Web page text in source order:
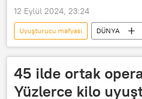
12 Eylül 2024, 23:24
Uyuşturucu mafyası DÜNYA
Sentetik uyuşturucu
Medellin karteli
45 ilde ortak
Yüzlerce kilo